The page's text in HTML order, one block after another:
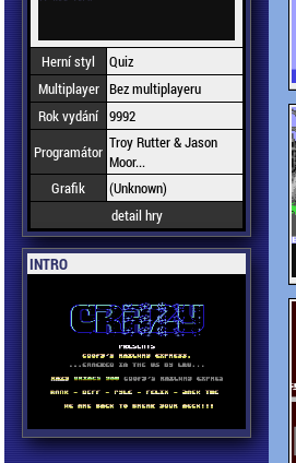
Herní styl
Quiz
Multiplayer Bez multiplayeru
Rok vydání 9992
Programátor Troy Rutter & Jason
Moor...
Grafik
(Unknown)
detail hry
INTRO